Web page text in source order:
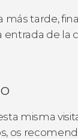
más tarde,
entrada de la
misma
os